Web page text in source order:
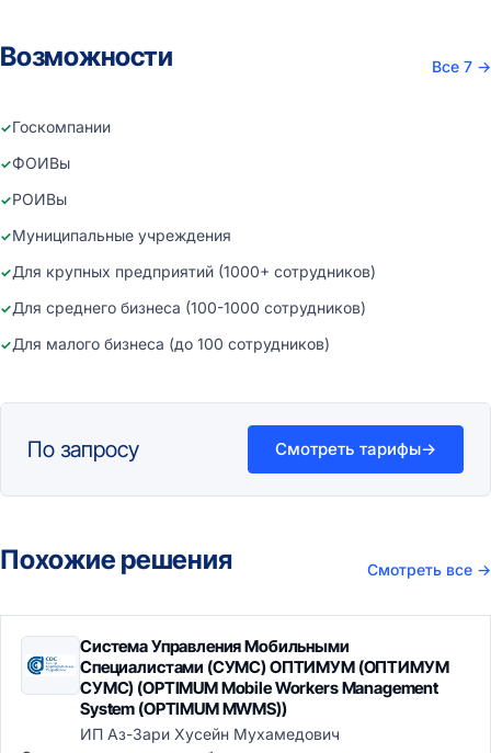
Возможности Все 7 →
Госкомпании
ФОИВы
РОИВы
Муниципальные учреждения
Для крупных предприятий (1000+ сотрудников)
Для среднего бизнеса (100-1000 сотрудников)
Для малого бизнеса (до 100 сотрудников)
По запросу Смотреть тарифы→
Похожие решения Смотреть все →
Система Управления Мобильными
Специалистами (СУМС) ОПТИМУМ (ОПТИМУМ
СУМС) (OPTIMUM Mobile Workers Management
System (OPTIMUM MWMS))
ИП Аз-Зари Хусейн Мухамедович